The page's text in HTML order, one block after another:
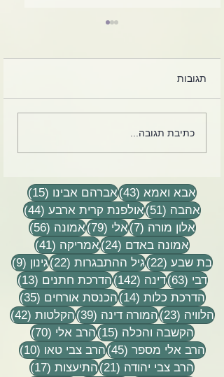
צבי הורביץ מספר על הוריו,
תגובות
כתיבת תגובה...
אבא ואמא (43) 43 פוסטים
אברהם אבינו (15)
15 פוסטים
אהבה (51) 51 פוסטים
אולפנת קרית ארבע (44)
44 פוסטים
אלון מורה (7) 7 פוסטיםאלי (79) 79 פוסטים
אמונה (56)
56 פוסטים
אמונה באדם (24) 24 פוסטים
אמריקה (41)
41 פוסטים
בת שבע (22) 22 פוסטים
גיל ההתבגרות (22) 22 פוסטים
גינון (9)
9 פוסטים
דבי (63) 63 פוסטים
דינה (142) 142 פוסטים
הדרכת חתנים (13)
13 פוסטים
הדרכת כלות (14) 14 פוסטים
הכנסת אורחים (35)
35 פוסטים
הלוויה (23) 23 פוסטים
המורה דינה (39) 39 פוסטים
הקלטות (42)
42
הקשבה והכלה (15) 15 פוסטים
הרב אלי (70)
70 פוסטים
הרב אלי מספר (45) 45 פוסטים
הרב צבי טאו (10)
10 פוסטים
הרב צבי יהודה (21) 21 פוסטים
התיעצות (17)
17 פוסטים